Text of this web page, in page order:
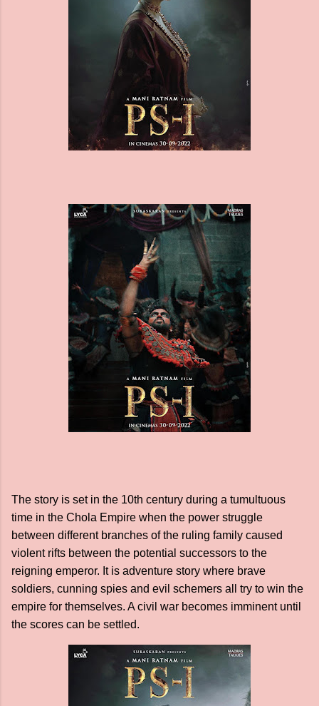
The story is set in the 10th century during a tumultuous
time in the Chola Empire when the power struggle
between different branches of the ruling family caused
violent rifts between the potential successors to the
reigning emperor. It is adventure story where brave
soldiers, cunning spies and evil schemers all try to win the
empire for themselves. A civil war becomes imminent until
the scores can be settled.